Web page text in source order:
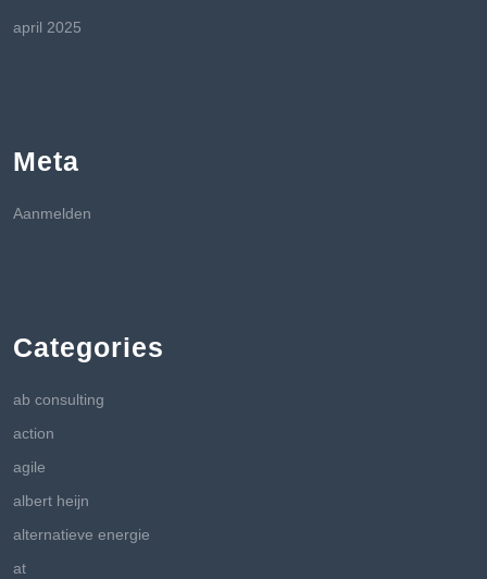
april 2025
Meta
Aanmelden
Categories
ab consulting
action
agile
albert heijn
alternatieve energie
at